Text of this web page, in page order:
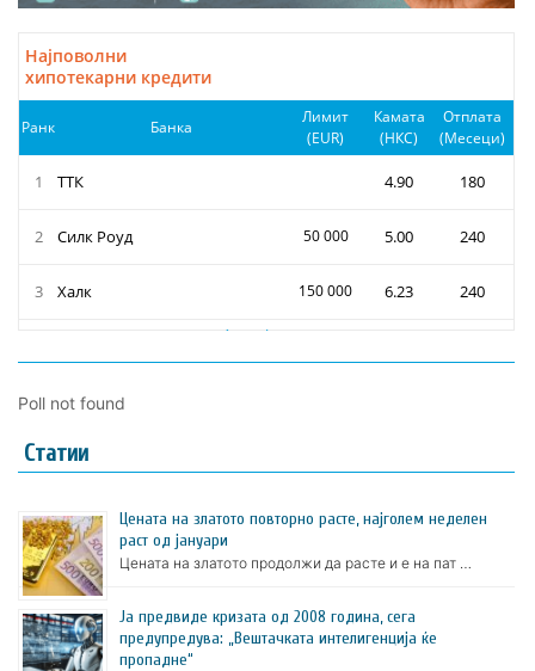
Poll not found
Статии
Цената на златото пoвторно расте, најголем неделен
раст од јануари
Цената на златото продолжи да расте и е на пат …
Ја предвиде кризата од 2008 година, сега
предупредува: „Вештачката интелигенција ќе
пропадне“